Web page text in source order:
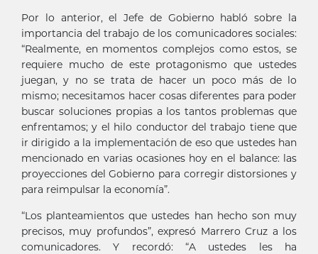
Por lo anterior, el Jefe de Gobierno habló sobre la
importancia del trabajo de los comunicadores sociales:
“Realmente, en momentos complejos como estos, se
requiere mucho de este protagonismo que ustedes
juegan, y no se trata de hacer un poco más de lo
mismo; necesitamos hacer cosas diferentes para poder
buscar soluciones propias a los tantos problemas que
enfrentamos; y el hilo conductor del trabajo tiene que
ir dirigido a la implementación de eso que ustedes han
mencionado en varias ocasiones hoy en el balance: las
proyecciones del Gobierno para corregir distorsiones y
para reimpulsar la economía”.
“Los planteamientos que ustedes han hecho son muy
precisos, muy profundos”, expresó Marrero Cruz a los
comunicadores. Y recordó: “A ustedes les ha